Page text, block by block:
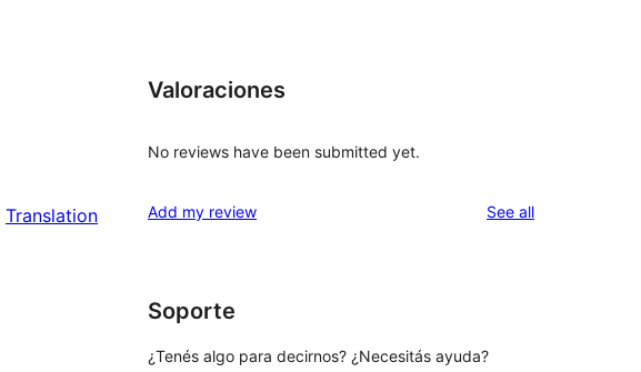
Translation
Valoraciones
No reviews have been submitted yet.
Add my review See allreviews
Soporte
¿Tenés algo para decirnos? ¿Necesitás ayuda?